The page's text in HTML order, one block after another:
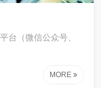
（微信公众号、
MORE